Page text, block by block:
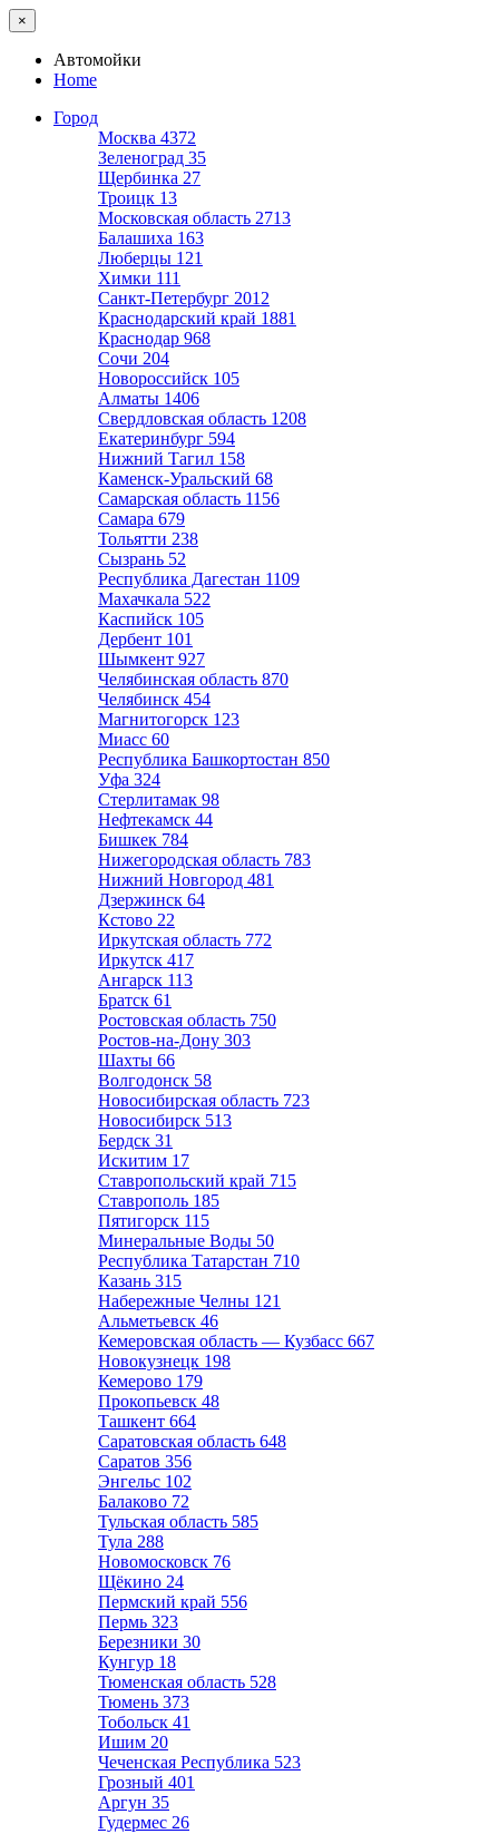
×
Автомойки
Home
Город
Москва 4372
Зеленоград 35
Щербинка 27
Троицк 13
Московская область 2713
Балашиха 163
Люберцы 121
Химки 111
Санкт-Петербург 2012
Краснодарский край 1881
Краснодар 968
Сочи 204
Новороссийск 105
Алматы 1406
Свердловская область 1208
Екатеринбург 594
Нижний Тагил 158
Каменск-Уральский 68
Самарская область 1156
Самара 679
Тольятти 238
Сызрань 52
Республика Дагестан 1109
Махачкала 522
Каспийск 105
Дербент 101
Шымкент 927
Челябинская область 870
Челябинск 454
Магнитогорск 123
Миасс 60
Республика Башкортостан 850
Уфа 324
Стерлитамак 98
Нефтекамск 44
Бишкек 784
Нижегородская область 783
Нижний Новгород 481
Дзержинск 64
Кстово 22
Иркутская область 772
Иркутск 417
Ангарск 113
Братск 61
Ростовская область 750
Ростов-на-Дону 303
Шахты 66
Волгодонск 58
Новосибирская область 723
Новосибирск 513
Бердск 31
Искитим 17
Ставропольский край 715
Ставрополь 185
Пятигорск 115
Минеральные Воды 50
Республика Татарстан 710
Казань 315
Набережные Челны 121
Альметьевск 46
Кемеровская область — Кузбасс 667
Новокузнецк 198
Кемерово 179
Прокопьевск 48
Ташкент 664
Саратовская область 648
Саратов 356
Энгельс 102
Балаково 72
Тульская область 585
Тула 288
Новомосковск 76
Щёкино 24
Пермский край 556
Пермь 323
Березники 30
Кунгур 18
Тюменская область 528
Тюмень 373
Тобольск 41
Ишим 20
Чеченская Республика 523
Грозный 401
Аргун 35
Гудермес 26